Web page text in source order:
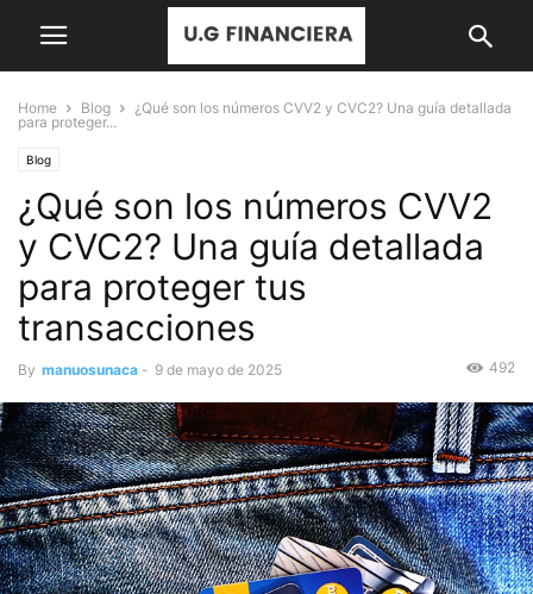
Home Blog
¿Qué son los números CVV2 y CVC2? Una guía detallada
para proteger...
Blog
¿Qué son los números CVV2
y CVC2? Una guía detallada
para proteger tus
transacciones
By manuosunaca - 9 de mayo de 2025 492